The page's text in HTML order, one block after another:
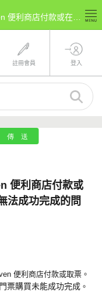
註冊會員 登入
便利商店付款或
法成功完成的問
便利商店付款或取票。
票購買未能成功完成 。